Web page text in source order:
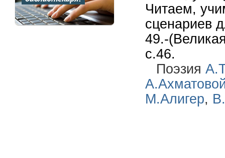
Читаем,
сценариев
49.-
с.46.
Поэзия
М.Алигер,